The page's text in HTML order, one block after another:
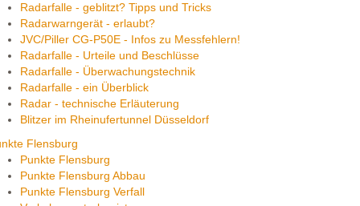
Radarfalle - geblitzt? Tipps und Tricks
Radarwarngerät - erlaubt?
JVC/Piller CG-P50E - Infos zu Messfehlern!
Radarfalle - Urteile und Beschlüsse
Radarfalle - Überwachungstechnik
Radarfalle - ein Überblick
Radar - technische Erläuterung
Blitzer im Rheinufertunnel Düsseldorf
Flensburg
Punkte Flensburg
Punkte Flensburg Abbau
Punkte Flensburg Verfall